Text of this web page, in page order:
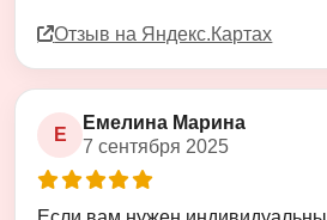
Отзыв на Яндекс.Картах
Е
Емелина Марина
7 сентября 2025